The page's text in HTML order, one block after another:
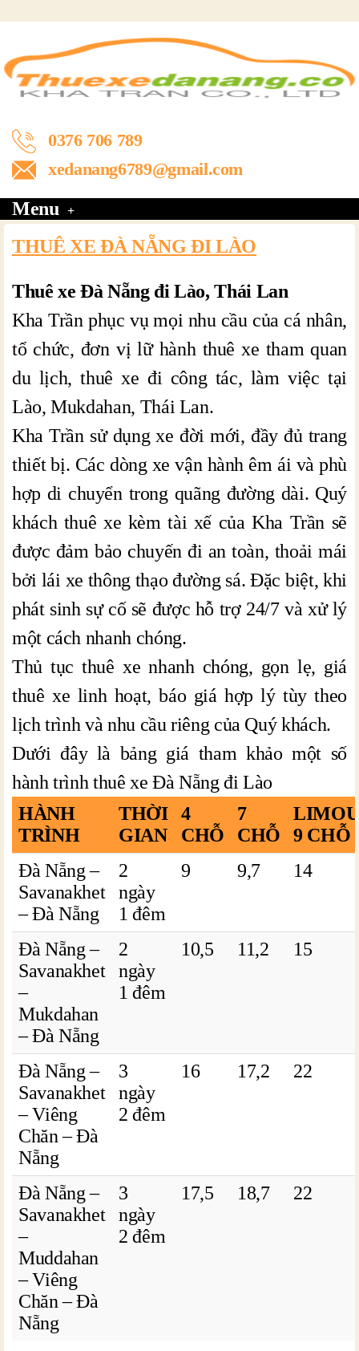
0376 706 789
xedanang6789@gmail.com
Menu
THUÊ XE ĐÀ NẴNG ĐI LÀO
Thuê xe Đà Nẵng đi Lào, Thái Lan
Kha Trần phục vụ mọi nhu cầu của cá nhân,
tổ chức, đơn vị lữ hành thuê xe tham quan
du lịch, thuê xe đi công tác, làm việc tại
Lào, Mukdahan, Thái Lan.
Kha Trần sử dụng xe đời mới, đầy đủ trang
thiết bị. Các dòng xe vận hành êm ái và phù
hợp di chuyển trong quãng đường dài. Quý
khách thuê xe kèm tài xế của Kha Trần sẽ
được đảm bảo chuyến đi an toàn, thoải mái
bởi lái xe thông thạo đường sá. Đặc biệt, khi
phát sinh sự cố sẽ được hỗ trợ 24/7 và xử lý
một cách nhanh chóng.
Thủ tục thuê xe nhanh chóng, gọn lẹ, giá
thuê xe linh hoạt, báo giá hợp lý tùy theo
lịch trình và nhu cầu riêng của Quý khách.
Dưới đây là bảng giá tham khảo một số
hành trình thuê xe Đà Nẵng đi Lào
HÀNH
TRÌNH
THỜI
GIAN
4
CHỖ
7
CHỖ
9 CHỖ
Đà Nẵng –
Savanakhet
– Đà Nẵng
2
ngày
1 đêm
9 9,7 14
Đà Nẵng –
Savanakhet
–
Mukdahan
– Đà Nẵng
2
ngày
1 đêm
10,5 11,2 15
Đà Nẵng –
Savanakhet
– Viêng
Chăn – Đà
Nẵng
3
ngày
2 đêm
16 17,2 22
Đà Nẵng –
Savanakhet
–
Muddahan
– Viêng
Chăn – Đà
Nẵng
3
ngày
2 đêm
17,5 18,7 22